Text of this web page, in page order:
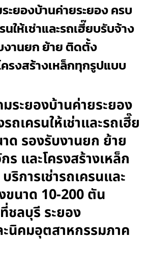
ะยองบ้านค่ายระยอง ครบ
นให้เช่าและรถเฮี๊ยบรับจ้าง
งานยก ย้าย ติดตั้ง
ครงสร้างเหล็กทุกรูปแบบ
มระยองบ้านค่ายระยอง
ถเครนให้เช่าและรถเฮี๊ย
ด รองรับงานยก ย้าย
และโครงสร้างเหล็ก
การเช่ารถเครนและ
ขนาด 10-200 ตัน
ลบุรี ระยอง
ะนิคมอุตสาหกรรมภาค